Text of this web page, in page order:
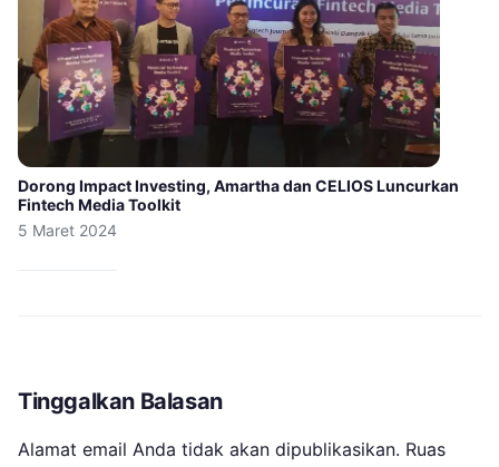
Dorong Impact Investing, Amartha dan CELIOS Luncurkan
Fintech Media Toolkit
5 Maret 2024
Tinggalkan Balasan
Alamat email Anda tidak akan dipublikasikan. Ruas